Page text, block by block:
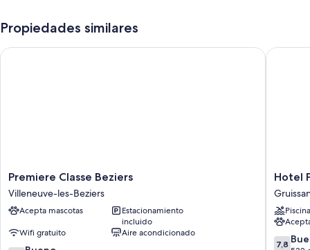
Una piscina al aire libre de temporada y una piscina para niños con
sillones reclinables de piscina y sombrillas
También se incluyen los siguientes beneficios adicionales en todas las
habitaciones:
Baños con duchas
Terrazas privadas, áreas de descanso separadas y cocinas
Propiedades similares
Premiere
Classe
Beziers
Villeneuve-
Beziers
Premiere Classe Beziers
Villeneuve-les-Beziers
Acepta mascotas
Estacionamiento
incluido
Wifi gratuito
Aire acondicionado
Premiere Classe Beziers
Hotel
Garden
&
Spa
Gruissan
Hotel
Piscina
7.8
7,8
Hotel